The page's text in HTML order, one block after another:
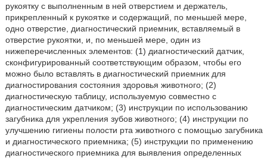
рукоятку с выполненным в ней отверстием и держатель,
прикрепленный к рукоятке и содержащий, по меньшей мере,
одно отверстие, диагностический приемник, вставляемый в
отверстие рукоятки, и, по меньшей мере, один из
нижеперечисленных элементов: (1) диагностический датчик,
сконфигурированный соответствующим образом, чтобы его
можно было вставлять в диагностический приемник для
диагностирования состояния здоровья животного; (2)
диагностическую таблицу, используемую совместно с
диагностическим датчиком; (3) инструкции по использованию
загубника для укрепления зубов животного; (4) инструкции по
улучшению гигиены полости рта животного с помощью загубника
и диагностического приемника; (5) инструкции по применению
диагностического приемника для выявления определенных